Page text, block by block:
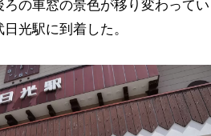
の車窓の景色が移り変わってい
光駅に到着した。